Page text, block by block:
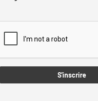
S'inscrire